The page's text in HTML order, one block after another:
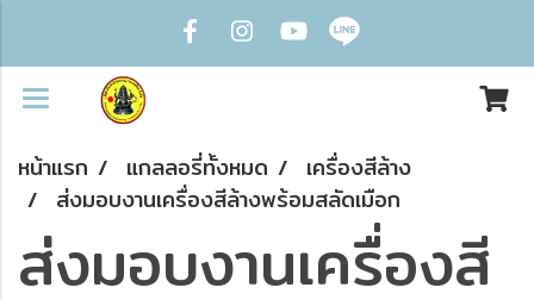
หน้าแรก แกลลอรี่ทั้งหมด
เครื่องสีล้าง
ส่งมอบงานเครื่องสีล้างพร้อมสลัดเมือก
ส่งมอบงานเครื่องสี